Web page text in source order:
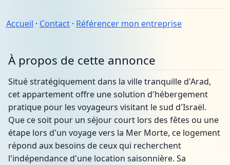
Accueil · Contact · Référencer mon entreprise
À propos de cette annonce
Situé stratégiquement dans la ville tranquille d'Arad,
cet appartement offre une solution d'hébergement
pratique pour les voyageurs visitant le sud d'Israël.
Que ce soit pour un séjour court lors des fêtes ou une
étape lors d'un voyage vers la Mer Morte, ce logement
répond aux besoins de ceux qui recherchent
l'indépendance d'une location saisonnière. Sa